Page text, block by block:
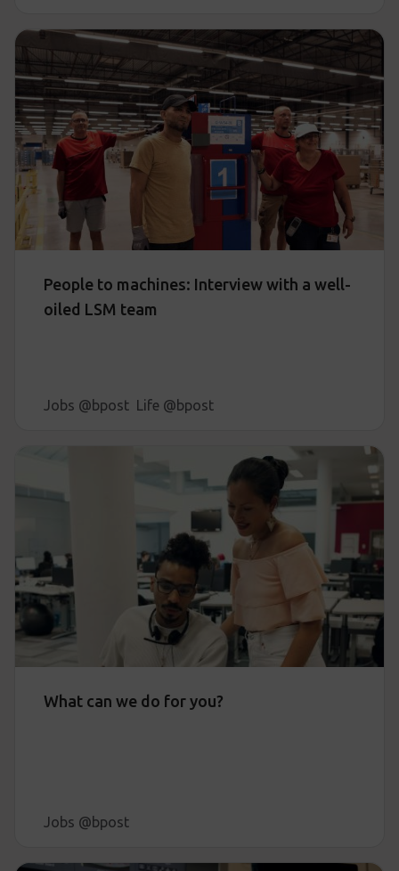
People to machines: Interview with a well-
oiled LSM team
Jobs @bpost Life @bpost
What can we do for you?
Jobs @bpost